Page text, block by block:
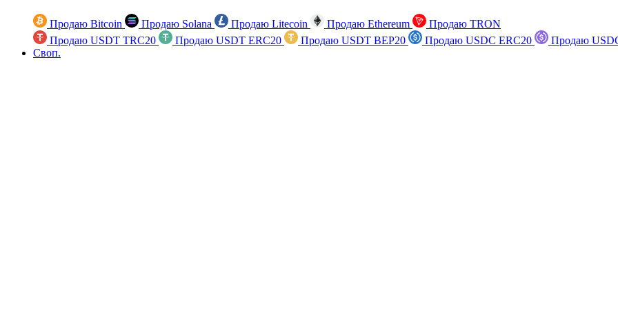
Продаю Bitcoin Продаю Solana Продаю Litecoin Продаю Ethereum
Продаю TRON
Продаю USDT TRC20
Продаю USDT ERC20 Продаю USDT BEP20 Продаю USDC ERC20
Продаю
Своп.